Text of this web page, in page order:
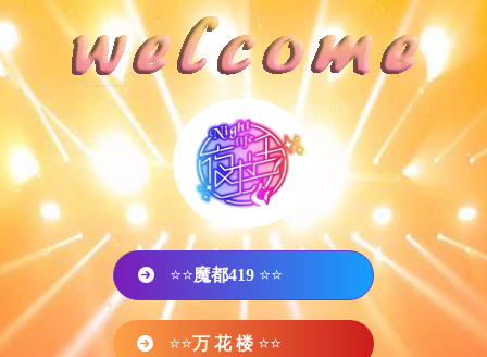
⭐⭐魔都419 ⭐⭐
⭐⭐万 花 楼 ⭐⭐